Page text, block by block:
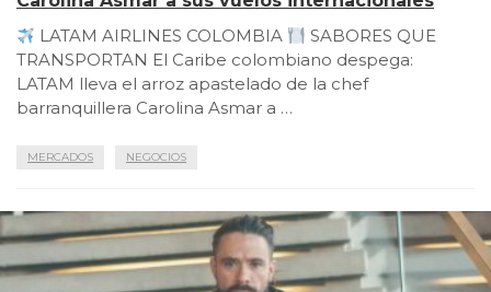
LATAM AIRLINES COLOMBIA
SABORES QUE
TRANSPORTAN El Caribe colombiano despega:
LATAM lleva el arroz apastelado de la chef
barranquillera Carolina Asmar a …
MERCADOS NEGOCIOS